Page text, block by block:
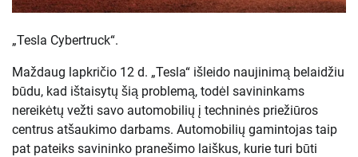
„Tesla Cybertruck“.
Maždaug lapkričio 12 d. „Tesla“ išleido naujinimą belaidžiu
būdu, kad ištaisytų šią problemą, todėl savininkams
nereikėtų vežti savo automobilių į techninės priežiūros
centrus atšaukimo darbams. Automobilių gamintojas taip
pat pateiks savininko pranešimo laiškus, kurie turi būti